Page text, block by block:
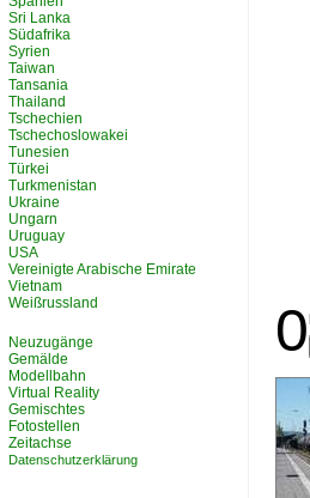
0
Sri Lanka
Südafrika
Syrien
Taiwan
Tansania
Thailand
Tschechien
Tschechoslowakei
Tunesien
Türkei
Turkmenistan
Ukraine
Ungarn
Uruguay
USA
Vereinigte Arabische Emirate
Vietnam
Weißrussland
Neuzugänge
Gemälde
Modellbahn
Virtual Reality
Gemischtes
Fotostellen
Zeitachse
Datenschutzerklärung